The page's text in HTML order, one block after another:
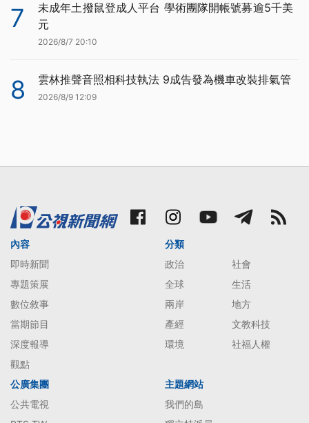
7
未成年土撥鼠登成人平台 學術團隊開帳號募逾5千美
元
2026/8/7 20:10
8 雲林推聲音照相科技執法 9成告發為機車改裝排氣管
2026/8/9 12:09
內容
即時新聞
專題策展
數位敘事
當期節目
深度報導
觀點
分類
政治
社會
全球
生活
兩岸
地方
產經
文教科技
環境
社福人權
公廣集團
公共電視
主題網站
我們的島